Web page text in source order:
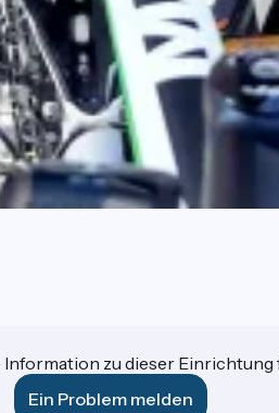
Information zu dieser Einrichtung
Ein Problem melden